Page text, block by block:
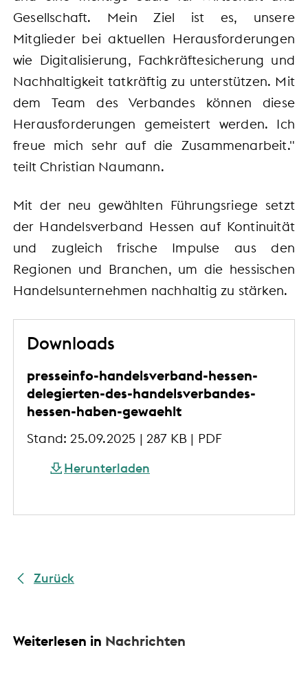
Gesellschaft. Mein Ziel ist es, unsere
Mitglieder bei aktuellen Herausforderungen
wie Digitalisierung, Fachkräftesicherung und
Nachhaltigkeit tatkräftig zu unterstützen. Mit
dem Team des Verbandes können diese
Herausforderungen gemeistert werden. Ich
freue mich sehr auf die Zusammenarbeit."
teilt Christian Naumann.
Mit der neu gewählten Führungsriege setzt
der Handelsverband Hessen auf Kontinuität
und zugleich frische Impulse aus den
Regionen und Branchen, um die hessischen
Handelsunternehmen nachhaltig zu stärken.
Downloads
presseinfo-handelsverband-hessen-
delegierten-des-handelsverbandes-
hessen-haben-gewaehlt
Stand: 25.09.2025 | 287 KB | PDF
Herunterladen
Zurück
Weiterlesen in Nachrichten